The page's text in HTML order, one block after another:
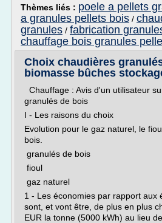
Thèmes liés : poele a pellets
a granules pellets bois /
granules / fabrication
chauffage bois granules
Choix chaudières
biomasse bûches
Chauffage : Avis d'un utilisateur
granulés de bois
I - Les raisons du choix
Evolution pour le gaz naturel, le
bois.
granulés de bois
fioul
gaz naturel
1 - Les économies par rapport aux
sont, et vont être, de plus en plus
EUR la tonne (5000 kWh) au lieu